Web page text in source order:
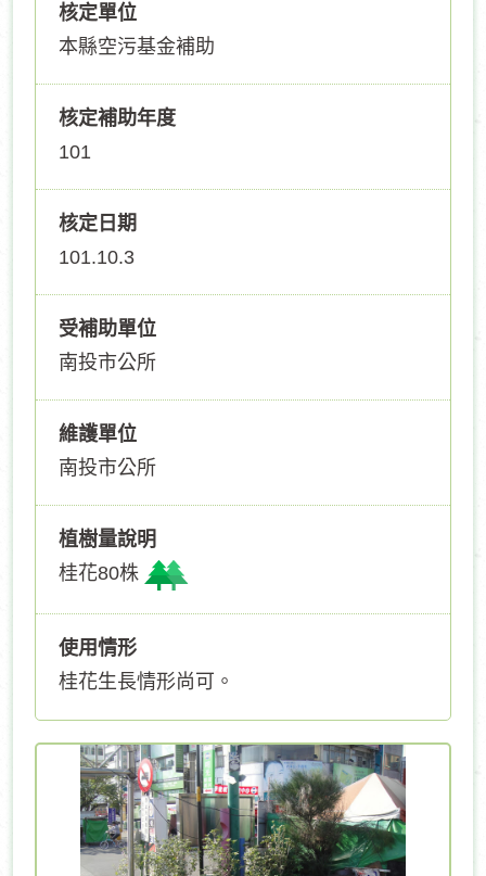
核定單位
本縣空污基金補助
核定補助年度
101
核定日期
101.10.3
受補助單位
南投市公所
維護單位
南投市公所
植樹量說明
桂花80株
使用情形
桂花生長情形尚可。